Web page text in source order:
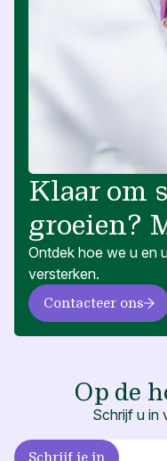
Klaar om
groeien?
Ontdek hoe we u en
versterken.
Contacteer ons
Op de
Schrijf u in